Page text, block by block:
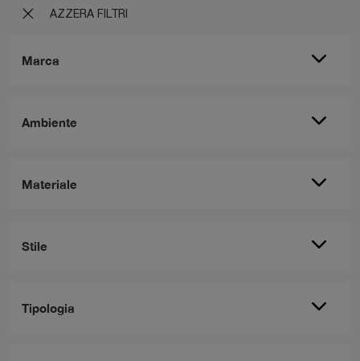
AZZERA FILTRI
Marca
Ambiente
Materiale
Stile
Tipologia